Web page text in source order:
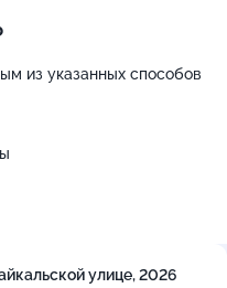
из указанных способов
улице, 2026